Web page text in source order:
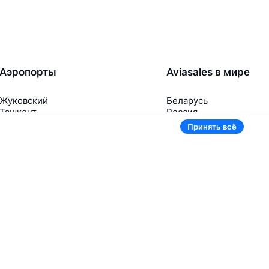
Аэропорты
Жуковский
Aviasales в мире
Беларусь
Россия
Таджикистан
Кыргызстан
Принять всё